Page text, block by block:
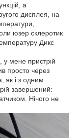
а
дисплея, на
юзер склеротик
Дикс
у мене пристрій
просто через
як і з одним
завершений:
Нічого не